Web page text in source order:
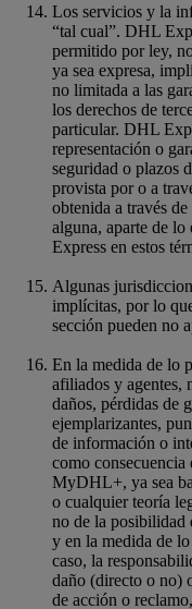
Los servicios y la
“tal cual”. DHL
permitido por ley,
ya sea expresa,
no limitada a las
los derechos de
particular. DHL
representación o
seguridad o plazos
provista por o a
obtenida a través
alguna, aparte de
Express en estos
Algunas
implícitas, por lo
sección pueden no
En la medida de lo
afiliados y agentes,
daños, pérdidas de
ejemplarizantes,
de información o
como
MyDHL+, ya sea
o cualquier teoría
no de la posibilidad
y en la medida de
caso, la
daño (directo o no)
de acción o